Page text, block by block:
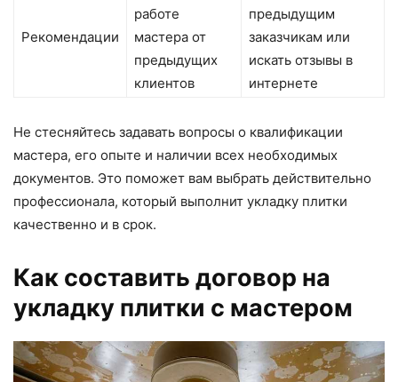
Рекомендации
работе
мастера от
предыдущих
клиентов
предыдущим
заказчикам или
искать отзывы в
интернете
Не стесняйтесь задавать вопросы о квалификации
мастера, его опыте и наличии всех необходимых
документов. Это поможет вам выбрать действительно
профессионала, который выполнит укладку плитки
качественно и в срок.
Как составить договор на
укладку плитки с мастером